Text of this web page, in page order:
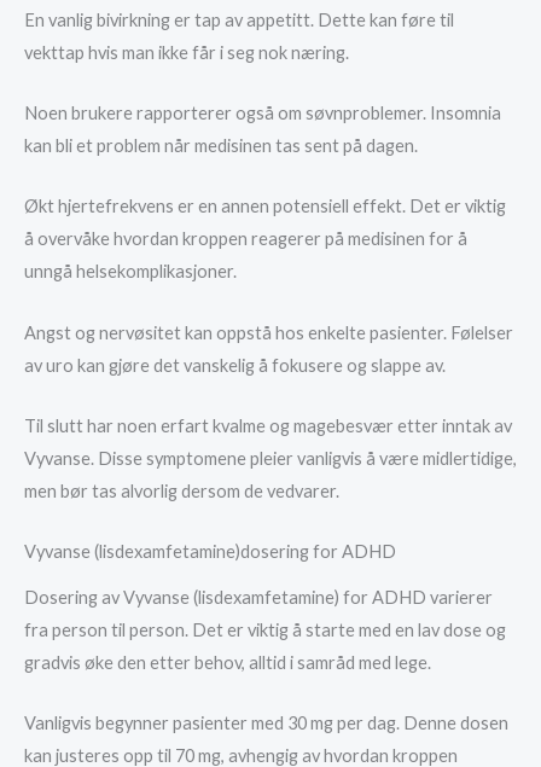
En vanlig bivirkning er tap av appetitt. Dette kan føre til
vekttap hvis man ikke får i seg nok næring.
Noen brukere rapporterer også om søvnproblemer. Insomnia
kan bli et problem når medisinen tas sent på dagen.
Økt hjertefrekvens er en annen potensiell effekt. Det er viktig
å overvåke hvordan kroppen reagerer på medisinen for å
unngå helsekomplikasjoner.
Angst og nervøsitet kan oppstå hos enkelte pasienter. Følelser
av uro kan gjøre det vanskelig å fokusere og slappe av.
Til slutt har noen erfart kvalme og magebesvær etter inntak av
Vyvanse. Disse symptomene pleier vanligvis å være midlertidige,
men bør tas alvorlig dersom de vedvarer.
Vyvanse (lisdexamfetamine)dosering for ADHD
Dosering av Vyvanse (lisdexamfetamine) for ADHD varierer
fra person til person. Det er viktig å starte med en lav dose og
gradvis øke den etter behov, alltid i samråd med lege.
Vanligvis begynner pasienter med 30 mg per dag. Denne dosen
kan justeres opp til 70 mg, avhengig av hvordan kroppen